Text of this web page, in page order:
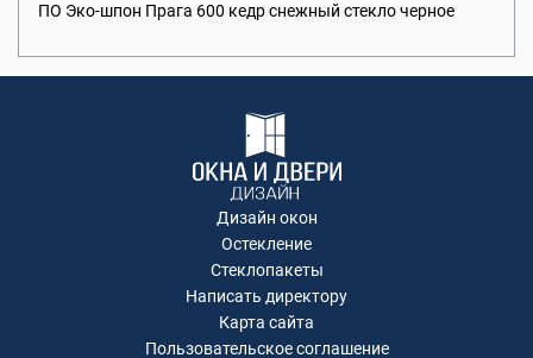
ПО Эко-шпон Прага 600 кедр снежный стекло черное
Дизайн окон
Остекление
Стеклопакеты
Написать директору
Карта сайта
Пользовательское соглашение